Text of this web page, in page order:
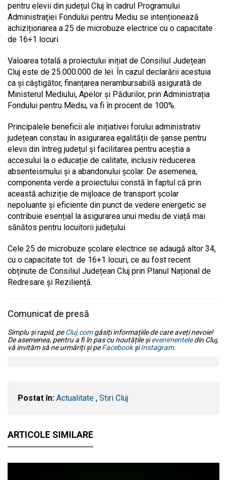
pentru elevii din județul Cluj în cadrul Programului
Administrației Fondului pentru Mediu se intenționează
achiziționarea a 25 de microbuze electrice cu o capacitate
de 16+1 locuri.
Valoarea totală a proiectului inițiat de Consiliul Județean
Cluj este de 25.000.000 de lei. În cazul declarării acestuia
ca și câștigător, finanțarea nerambursabilă asigurată de
Ministerul Mediului, Apelor și Pădurilor, prin Administrația
Fondului pentru Mediu, va fi în procent de 100%.
Principalele beneficii ale inițiativei forului administrativ
județean constau în asigurarea egalității de șanse pentru
elevii din întreg județul și facilitarea pentru aceștia a
accesului la o educație de calitate, inclusiv reducerea
absenteismului și a abandonului școlar. De asemenea,
componenta verde a proiectului constă în faptul că prin
această achiziție de mijloace de transport școlar
nepoluante și eficiente din punct de vedere energetic se
contribuie esențial la asigurarea unui mediu de viață mai
sănătos pentru locuitorii județului.
Cele 25 de microbuze școlare electrice se adaugă altor 34,
cu o capacitate tot de 16+1 locuri, ce au fost recent
obținute de Consiliul Județean Cluj prin Planul Național de
Redresare și Reziliență.
Comunicat de presă
Simplu și rapid, peCluj.comgăsiți informațiile de care aveți nevoie!
De asemenea, pentru a fi în pas cu noutățile șievenimenteledin Cluj,
vă invităm să ne urmăriți și peFacebookșiInstagram.
Postat în: Actualitate , Stiri Cluj
ARTICOLE SIMILARE